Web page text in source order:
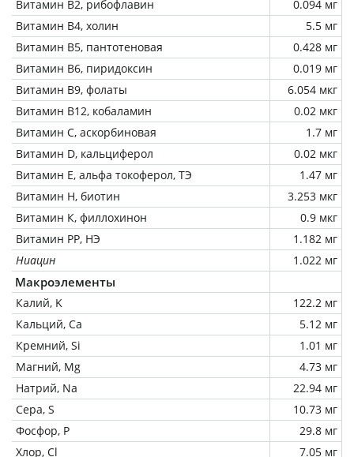
Витамин В2, рибофлавин
0.094 мг
Витамин В4, холин
5.5 мг
Витамин В5, пантотеновая
0.428 мг
Витамин В6, пиридоксин
0.019 мг
Витамин В9, фолаты
6.054 мкг
Витамин В12, кобаламин
0.02 мкг
Витамин C, аскорбиновая
1.7 мг
Витамин D, кальциферол
0.02 мкг
Витамин Е, альфа токоферол, ТЭ
1.47 мг
Витамин Н, биотин
3.253 мкг
Витамин К, филлохинон
0.9 мкг
Витамин РР, НЭ
1.182 мг
Ниацин
1.022 мг
Макроэлементы
Калий, K
122.2 мг
Кальций, Ca
5.12 мг
Кремний, Si
1.01 мг
Магний, Mg
4.73 мг
Натрий, Na
22.94 мг
Сера, S
10.73 мг
Фосфор, P
29.8 мг
Хлор, Cl
7.05 мг